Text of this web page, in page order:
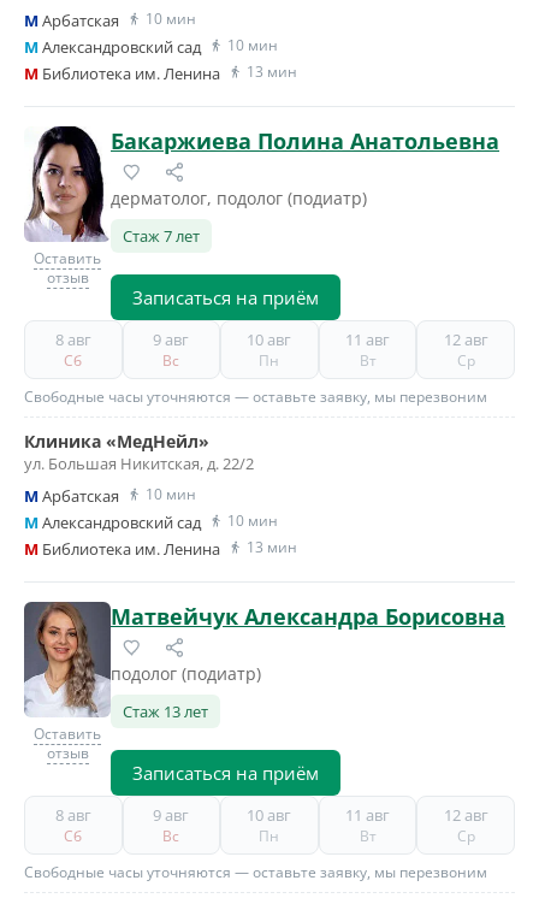
MАрбатская 10 мин
MАлександровский сад 10 мин
M Библиотека им. Ленина 13 мин
Оставить
отзыв
Бакаржиева Полина Анатольевна
дерматолог, подолог (подиатр)
Стаж 7 лет
Записаться на приём
8 авг
Сб
9 авг
Вс
10 авг
Пн
11 авг
Вт
12 авг
Ср
Свободные часы уточняются — оставьте заявку, мы перезвоним
Клиника «МедНейл»
ул. Большая Никитская, д. 22/2
MАрбатская 10 мин
MАлександровский сад 10 мин
M Библиотека им. Ленина 13 мин
Оставить
отзыв
Матвейчук Александра Борисовна
подолог (подиатр)
Стаж 13 лет
Записаться на приём
8 авг
Сб
9 авг
Вс
10 авг
Пн
11 авг
Вт
12 авг
Ср
Свободные часы уточняются — оставьте заявку, мы перезвоним